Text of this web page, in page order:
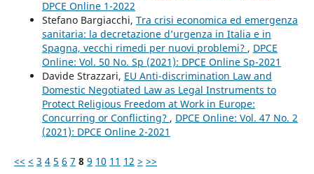
DPCE Online 1-2022
Stefano Bargiacchi, Tra crisi economica ed emergenza
sanitaria: la decretazione d’urgenza in Italia e in
Spagna, vecchi rimedi per nuovi problemi? , DPCE
Online: Vol. 50 No. Sp (2021): DPCE Online Sp-2021
Davide Strazzari, EU Anti-discrimination Law and
Domestic Negotiated Law as Legal Instruments to
Protect Religious Freedom at Work in Europe:
Concurring or Conflicting? , DPCE Online: Vol. 47 No. 2
(2021): DPCE Online 2-2021
<< < 3 4 5 6 7 8 9 10 11 12 > >>